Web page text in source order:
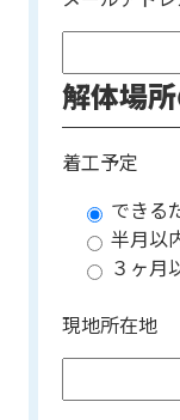
解体場
着工予定
できる
半月以
３ヶ月
現地所在地